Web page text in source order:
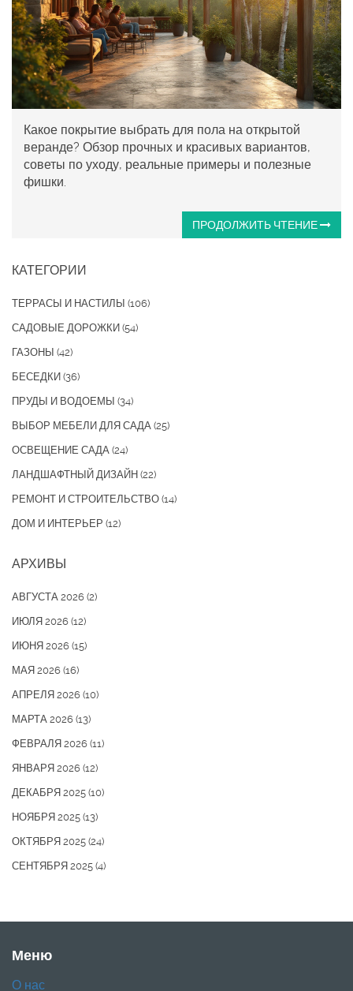
Какое покрытие выбрать для пола на открытой
веранде? Обзор прочных и красивых вариантов,
советы по уходу, реальные примеры и полезные
фишки.
ПРОДОЛЖИТЬ ЧТЕНИЕ
КАТЕГОРИИ
ТЕРРАСЫ И НАСТИЛЫ (106)
САДОВЫЕ ДОРОЖКИ (54)
ГАЗОНЫ (42)
БЕСЕДКИ (36)
ПРУДЫ И ВОДОЕМЫ (34)
ВЫБОР МЕБЕЛИ ДЛЯ САДА (25)
ОСВЕЩЕНИЕ САДА (24)
ЛАНДШАФТНЫЙ ДИЗАЙН (22)
РЕМОНТ И СТРОИТЕЛЬСТВО (14)
ДОМ И ИНТЕРЬЕР (12)
АРХИВЫ
АВГУСТА 2026 (2)
ИЮЛЯ 2026 (12)
ИЮНЯ 2026 (15)
МАЯ 2026 (16)
АПРЕЛЯ 2026 (10)
МАРТА 2026 (13)
ФЕВРАЛЯ 2026 (11)
ЯНВАРЯ 2026 (12)
ДЕКАБРЯ 2025 (10)
НОЯБРЯ 2025 (13)
ОКТЯБРЯ 2025 (24)
СЕНТЯБРЯ 2025 (4)
Меню
О нас